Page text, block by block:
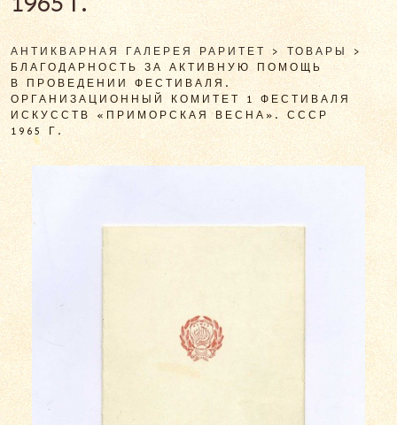
АНТИКВАРНАЯ ГАЛЕРЕЯ РАРИТЕТ>ТОВАРЫ >
БЛАГОДАРНОСТЬ ЗА АКТИВНУЮ ПОМОЩЬ
В ПРОВЕДЕНИИ ФЕСТИВАЛЯ.
ОРГАНИЗАЦИОННЫЙ КОМИТЕТ 1 ФЕСТИВАЛЯ
ИСКУССТВ «ПРИМОРСКАЯ ВЕСНА». СССР
1965 Г.